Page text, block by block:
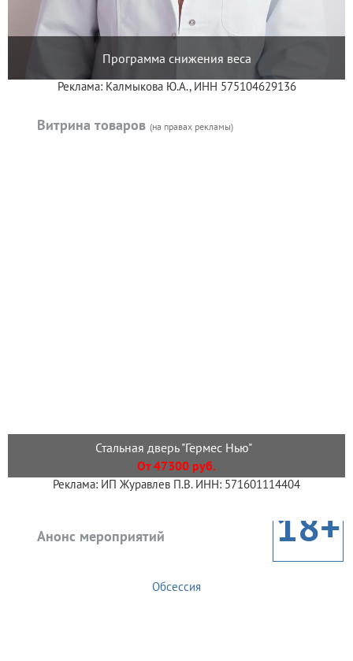
Программа снижения веса
Реклама: Калмыкова Ю.А., ИНН 575104629136
Витрина товаров (на правах рекламы)
Стальная дверь "Гермес Нью"
От 47300 руб.
Реклама: ИП Журавлев П.В. ИНН: 571601114404
Анонс мероприятий 18+
Обсессия